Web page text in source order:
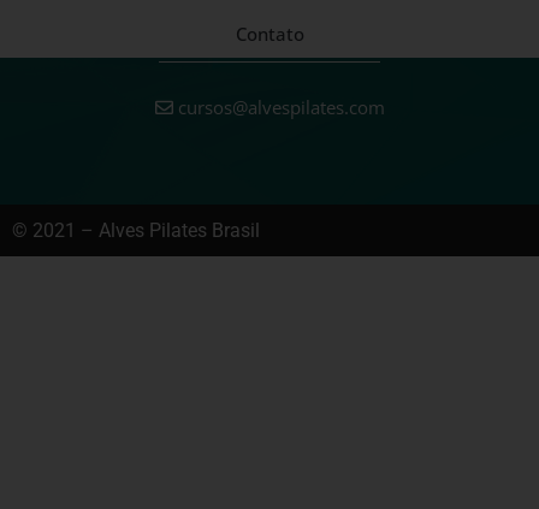
Contato
cursos@alvespilates.com
© 2021 – Alves Pilates Brasil